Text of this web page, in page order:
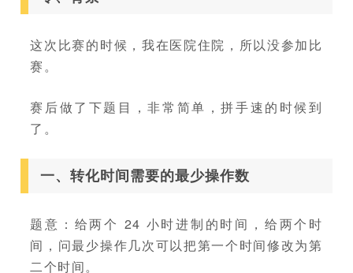
这次比赛的时候，我在医院住院，所以没参加比
赛。
赛后做了下题目，非常简单，拼手速的时候到
了。
一、转化时间需要的最少操作数
题意：给两个 24 小时进制的时间，给两个时
间，问最少操作几次可以把第一个时间修改为第
二个时间。